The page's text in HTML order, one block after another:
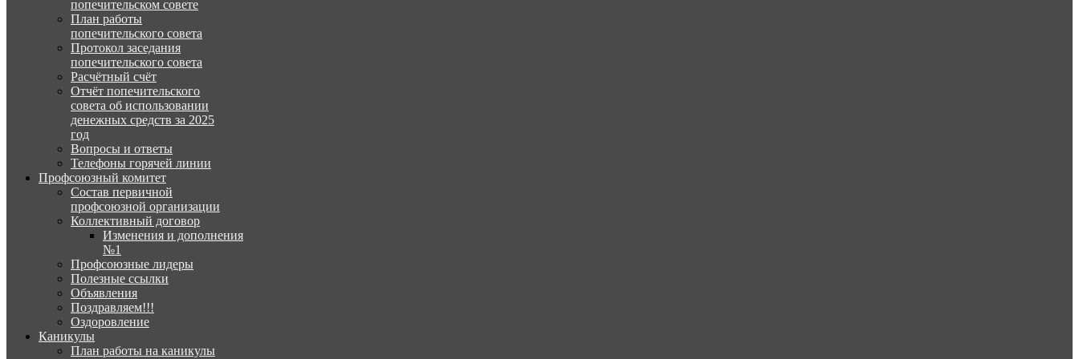
попечительском совете
План работы
попечительского совета
Протокол заседания
попечительского совета
Расчётный счёт
Отчёт попечительского
совета об использовании
денежных средств за 2025
год
Вопросы и ответы
Телефоны горячей линии
Профсоюзный комитет
Состав первичной
профсоюзной организации
Коллективный договор
Изменения и дополнения
№1
Профсоюзные лидеры
Полезные ссылки
Объявления
Поздравляем!!!
Оздоровление
Каникулы
План работы на каникулы